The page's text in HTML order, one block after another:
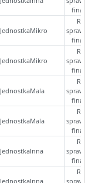
JednostkaMikro
JednostkaMikro
JednostkaMala
JednostkaMala
JednostkaInna
JednostkaInna